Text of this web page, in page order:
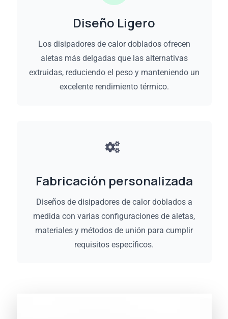
Diseño Ligero
Los disipadores de calor doblados ofrecen
aletas más delgadas que las alternativas
extruidas, reduciendo el peso y manteniendo un
excelente rendimiento térmico.
Fabricación personalizada
Diseños de disipadores de calor doblados a
medida con varias configuraciones de aletas,
materiales y métodos de unión para cumplir
requisitos específicos.